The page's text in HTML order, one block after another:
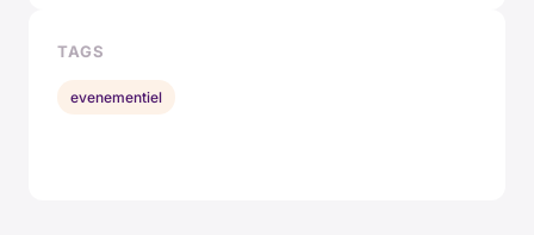
TAGS
evenementiel